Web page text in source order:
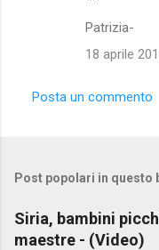
Patrizia-
18 aprile
Posta un commento
Post popolari in questo
Siria, bambini
maestre - (Video)